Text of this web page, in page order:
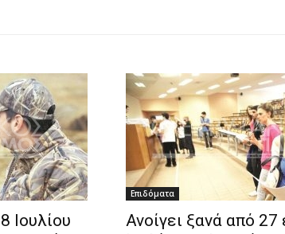
Ιουλίου
Επιδόματα
Ανοίγει ξανά από 27